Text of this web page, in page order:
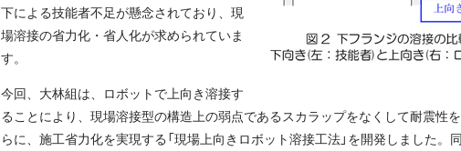
下による技能者不足が懸念されており、現
場溶接の省力化・省人化が求められていま
す。
今回、大林組は、ロボットで上向き溶接す
ることにより、現場溶接型の構造上の弱点であるスカラップをなくして耐震性
らに、施工省力化を実現する「現場上向きロボット溶接工法」を開発しました。